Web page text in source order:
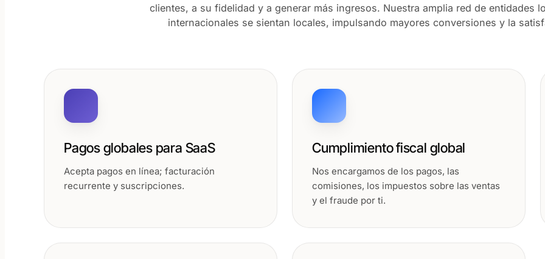
clientes, a su fidelidad y a generar más ingresos. Nuestra amplia red de entidades
internacionales se sientan locales, impulsando mayores conversiones y la
Pagos globales para SaaS
Acepta pagos en línea; facturación
recurrente y suscripciones.
Cumplimiento fiscal global
Nos encargamos de los pagos, las
comisiones, los impuestos sobre las ventas
y el fraude por ti.